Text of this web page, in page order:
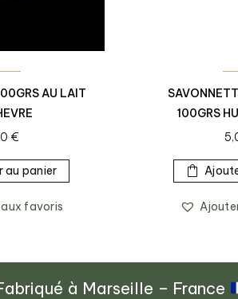
AU LAIT
€
au panier
favoris
100GRS
à Marseille – France